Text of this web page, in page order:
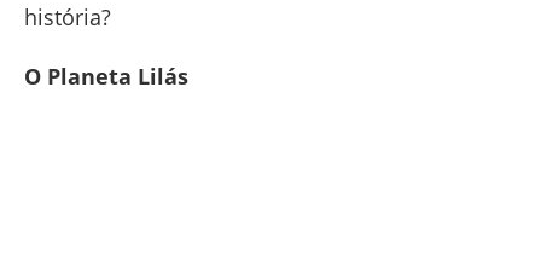
história?
O Planeta Lilás